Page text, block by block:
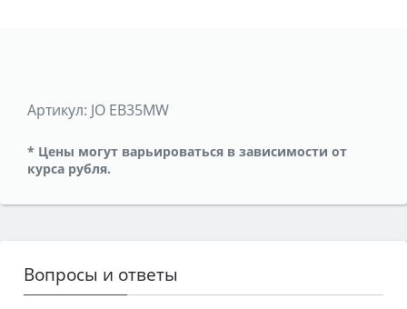
Артикул: JO EB35MW
* Цены могут варьироваться в зависимости от
курса рубля.
Вопросы и ответы